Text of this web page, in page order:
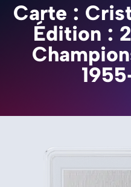
Carte :
Édition :